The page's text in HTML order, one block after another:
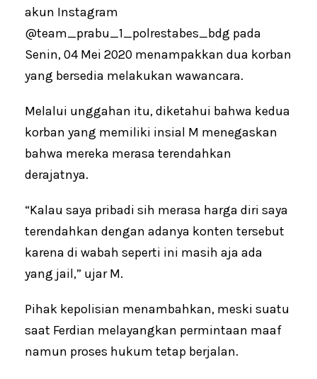
akun Instagram
@team_prabu_1_polrestabes_bdg pada
Senin, 04 Mei 2020 menampakkan dua korban
yang bersedia melakukan wawancara.
Melalui unggahan itu, diketahui bahwa kedua
korban yang memiliki insial M menegaskan
bahwa mereka merasa terendahkan
derajatnya.
“Kalau saya pribadi sih merasa harga diri saya
terendahkan dengan adanya konten tersebut
karena di wabah seperti ini masih aja ada
yang jail,” ujar M.
Pihak kepolisian menambahkan, meski suatu
saat Ferdian melayangkan permintaan maaf
namun proses hukum tetap berjalan.